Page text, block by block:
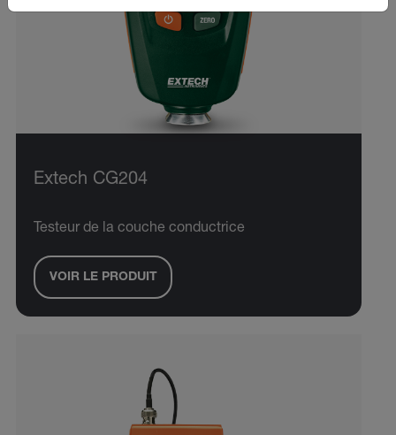
Extech CG204
Testeur de la couche conductrice
VOIR LE PRODUIT